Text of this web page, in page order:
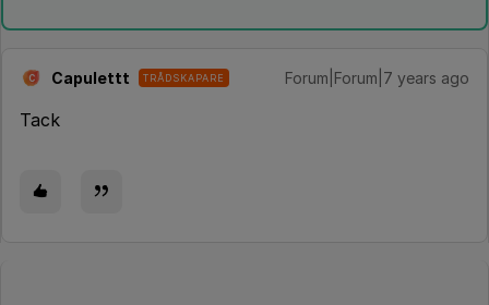
C Capulettt TRÅDSKAPARE Forum|Forum|7 years ago
Tack